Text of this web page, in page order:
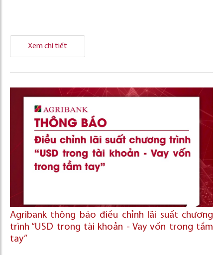
Xem chi tiết
Agribank thông báo điều chỉnh lãi suất chương
trình “USD trong tài khoản - Vay vốn trong tầm
tay”